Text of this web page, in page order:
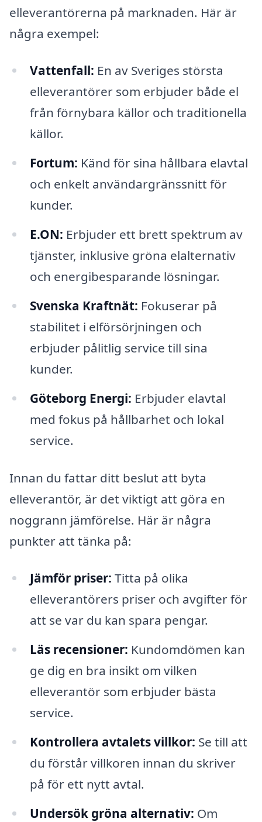
elleverantörerna på marknaden. Här är
några exempel:
Vattenfall: En av Sveriges största
elleverantörer som erbjuder både el
från förnybara källor och traditionella
källor.
Fortum: Känd för sina hållbara elavtal
och enkelt användargränssnitt för
kunder.
E.ON: Erbjuder ett brett spektrum av
tjänster, inklusive gröna elalternativ
och energibesparande lösningar.
Svenska Kraftnät: Fokuserar på
stabilitet i elförsörjningen och
erbjuder pålitlig service till sina
kunder.
Göteborg Energi: Erbjuder elavtal
med fokus på hållbarhet och lokal
service.
Innan du fattar ditt beslut att byta
elleverantör, är det viktigt att göra en
noggrann jämförelse. Här är några
punkter att tänka på:
Jämför priser: Titta på olika
elleverantörers priser och avgifter för
att se var du kan spara pengar.
Läs recensioner: Kundomdömen kan
ge dig en bra insikt om vilken
elleverantör som erbjuder bästa
service.
Kontrollera avtalets villkor: Se till att
du förstår villkoren innan du skriver
på för ett nytt avtal.
Undersök gröna alternativ: Om